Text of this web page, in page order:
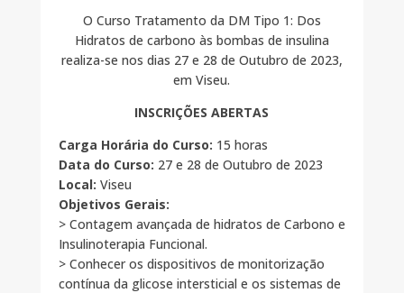
O Curso Tratamento da DM Tipo 1: Dos
Hidratos de carbono às bombas de insulina
realiza-se nos dias 27 e 28 de Outubro de 2023,
em Viseu.
INSCRIÇÕES ABERTAS
Carga Horária do Curso: 15 horas
Data do Curso: 27 e 28 de Outubro de 2023
Local: Viseu
Objetivos Gerais:
> Contagem avançada de hidratos de Carbono e
Insulinoterapia Funcional.
> Conhecer os dispositivos de monitorização
contínua da glicose intersticial e os sistemas de